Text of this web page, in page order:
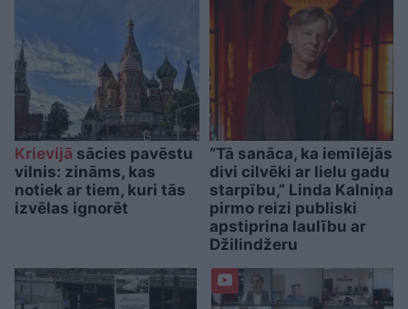
Krievijā sācies pavēstu
vilnis: zināms, kas
notiek ar tiem, kuri tās
izvēlas ignorēt
“Tā sanāca, ka iemīlējās
divi cilvēki ar lielu gadu
starpību,” Linda Kalniņa
pirmo reizi publiski
apstiprina laulību ar
Džilindžeru